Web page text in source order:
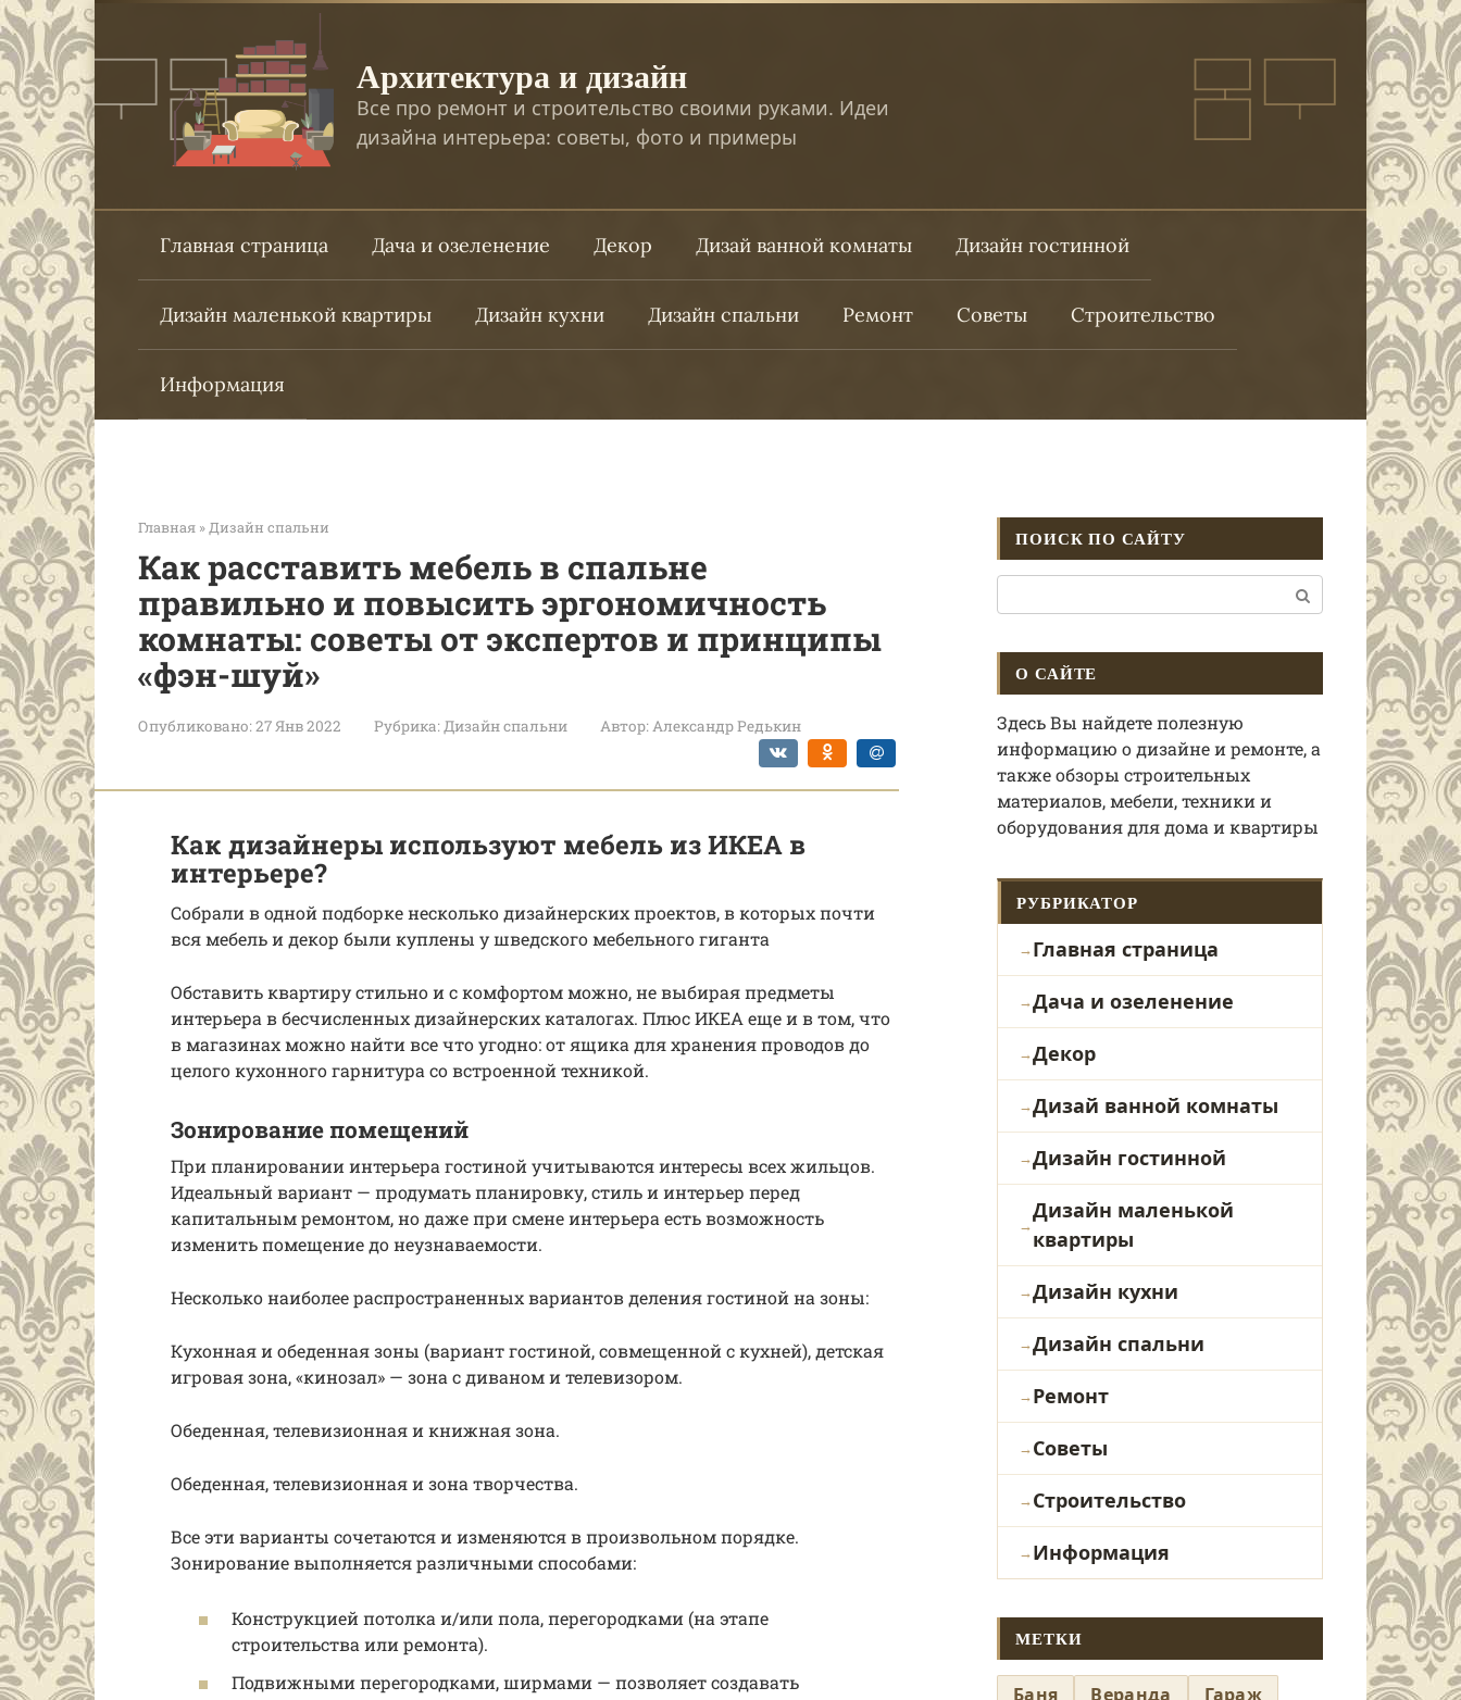
Перейти
к
контенту
Архитектура и дизайн
Все про ремонт и строительство своими руками. Идеи
дизайна интерьера: советы, фото и примеры
Главная страница Дача и озеленение Декор Дизай ванной комнаты Дизайн гостинной
Дизайн маленькой квартиры Дизайн кухни Дизайн спальни Ремонт Советы Строительство
Информация
Главная » Дизайн спальни
Как расставить мебель в спальне
правильно и повысить эргономичность
комнаты: советы от экспертов и принципы
«фэн-шуй»
Опубликовано:27 Янв 2022 Рубрика:Дизайн спальни Автор:Александр Редькин
Как дизайнеры используют мебель из ИКЕА в
интерьере?
Собрали в одной подборке несколько дизайнерских проектов, в которых почти
вся мебель и декор были куплены у шведского мебельного гиганта
Обставить квартиру стильно и с комфортом можно, не выбирая предметы
интерьера в бесчисленных дизайнерских каталогах. Плюс ИКЕА еще и в том, что
в магазинах можно найти все что угодно: от ящика для хранения проводов до
целого кухонного гарнитура со встроенной техникой.
Зонирование помещений
При планировании интерьера гостиной учитываются интересы всех жильцов.
Идеальный вариант — продумать планировку, стиль и интерьер перед
капитальным ремонтом, но даже при смене интерьера есть возможность
изменить помещение до неузнаваемости.
Несколько наиболее распространенных вариантов деления гостиной на зоны:
Кухонная и обеденная зоны (вариант гостиной, совмещенной с кухней), детская
игровая зона, «кинозал» — зона с диваном и телевизором.
Обеденная, телевизионная и книжная зона.
Обеденная, телевизионная и зона творчества.
Все эти варианты сочетаются и изменяются в произвольном порядке.
Зонирование выполняется различными способами:
Конструкцией потолка и/или пола, перегородками (на этапе
строительства или ремонта).
Подвижными перегородками, ширмами — позволяет создавать
ПОИСК ПО САЙТУ
О САЙТЕ
Здесь Вы найдете полезную
информацию о дизайне и ремонте, а
также обзоры строительных
материалов, мебели, техники и
оборудования для дома и квартиры
РУБРИКАТОР
Главная страница
Дача и озеленение
Декор
Дизай ванной комнаты
Дизайн гостинной
Дизайн маленькой
квартиры
Дизайн кухни
Дизайн спальни
Ремонт
Советы
Строительство
Информация
МЕТКИ
Баня Веранда
Гараж